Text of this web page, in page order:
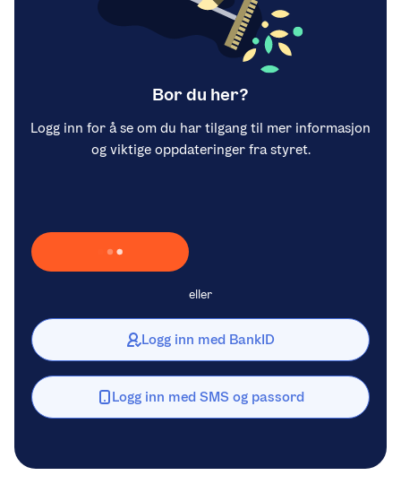
Bor du her?
Logg inn for å se om du har tilgang til mer informasjon
og viktige oppdateringer fra styret.
Laster inn Vipps …
eller
Logg inn med BankID
Logg inn med SMS og passord